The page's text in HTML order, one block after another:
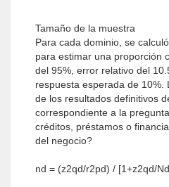
Tamaño de la muestra
Para cada dominio, se
para estimar una proporción
del 95%, error relativo del
respuesta esperada de 10%.
de los resultados definitivos
correspondiente a la
créditos, préstamos o
del negocio?
nd = (z2qd/r2pd) / [1+z2qd/